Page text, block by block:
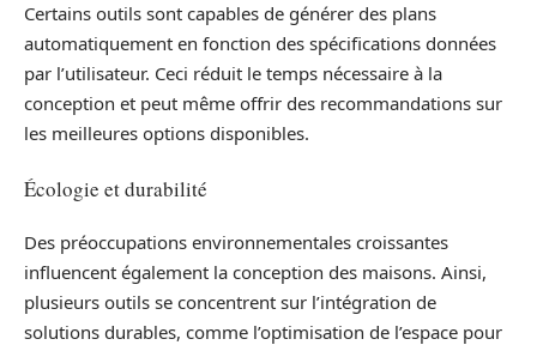
Certains outils sont capables de générer des plans
automatiquement en fonction des spécifications données
par l’utilisateur. Ceci réduit le temps nécessaire à la
conception et peut même offrir des recommandations sur
les meilleures options disponibles.
Écologie et durabilité
Des préoccupations environnementales croissantes
influencent également la conception des maisons. Ainsi,
plusieurs outils se concentrent sur l’intégration de
solutions durables, comme l’optimisation de l’espace pour